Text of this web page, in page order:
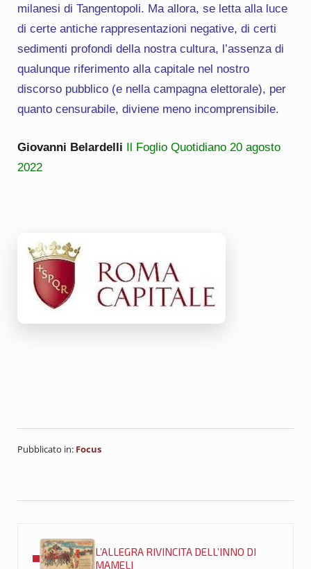
milanesi di Tangentopoli. Ma allora, se letta alla luce
di certe antiche rappresentazioni negative, di certi
sedimenti profondi della nostra cultura, l’assenza di
qualunque riferimento alla capitale nel nostro
discorso pubblico (e nella campagna elettorale), per
quanto censurabile, diviene meno incomprensibile.
Giovanni Belardelli Il Foglio Quotidiano 20 agosto
2022
Pubblicato in: Focus
L’ALLEGRA RIVINCITA DELL’INNO DI
MAMELI